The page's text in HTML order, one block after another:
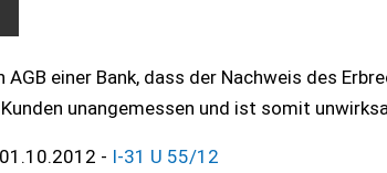
AGB einer Bank, dass der Nachweis des
unangemessen und ist somit
- I-31 U 55/12